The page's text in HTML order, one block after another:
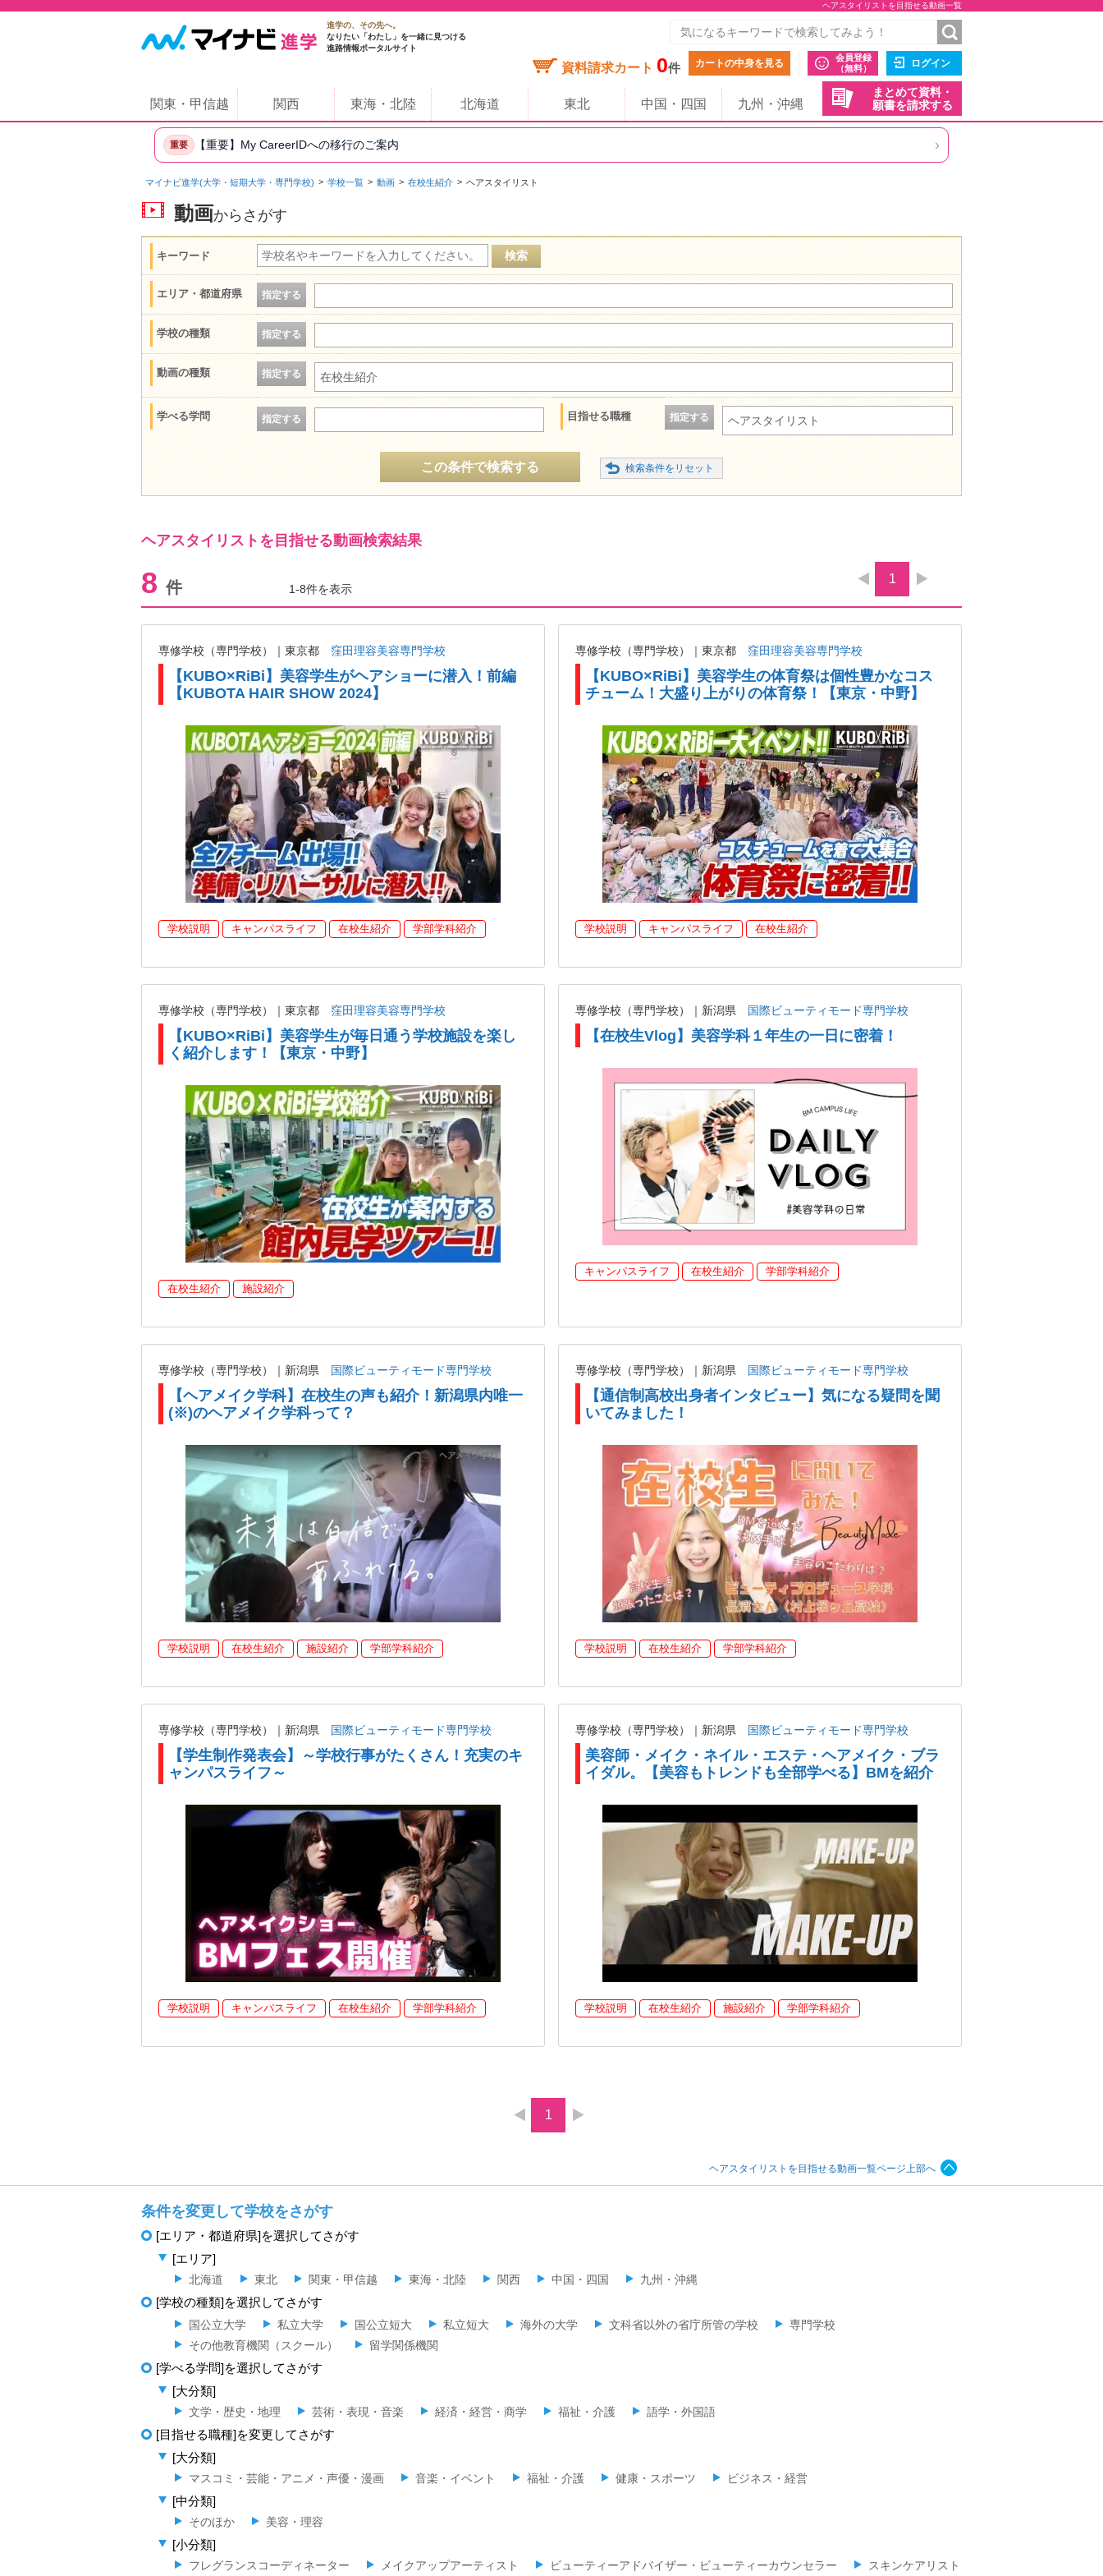
ヘアスタイリストを目指せる動画一覧
進学の、その先へ。
なりたい「わたし」を一緒に見つける
進路情報ポータルサイト
資料請求カート 0件 カートの中身を見る
会員登録
（無料）
ログイン
まとめて資料・
願書を請求する
関東・甲信越 関西 東海・北陸 北海道 東北 中国・四国 九州・沖縄
重要 【重要】My CareerIDへの移行のご案内 ›
マイナビ進学(大学・短期大学・専門学校) 学校一覧 動画 在校生紹介 ヘアスタイリスト
動画からさがす
キーワード
エリア・都道府県 指定する
学校の種類 指定する
動画の種類 指定する 在校生紹介
学べる学問 指定する 目指せる職種 指定する ヘアスタイリスト
この条件で検索する
ヘアスタイリストを目指せる動画検索結果
8 件 1-8件を表示
1
専修学校（専門学校）｜東京都 窪田理容美容専門学校
【KUBO×RiBi】美容学生がヘアショーに潜入！前編
【KUBOTA HAIR SHOW 2024】
学校説明 キャンパスライフ 在校生紹介 学部学科紹介
専修学校（専門学校）｜東京都 窪田理容美容専門学校
【KUBO×RiBi】美容学生の体育祭は個性豊かなコス
チューム！大盛り上がりの体育祭！【東京・中野】
学校説明 キャンパスライフ 在校生紹介
専修学校（専門学校）｜東京都 窪田理容美容専門学校
【KUBO×RiBi】美容学生が毎日通う学校施設を楽し
く紹介します！【東京・中野】
在校生紹介 施設紹介
専修学校（専門学校）｜新潟県 国際ビューティモード専門学校
【在校生Vlog】美容学科１年生の一日に密着！
キャンパスライフ 在校生紹介 学部学科紹介
専修学校（専門学校）｜新潟県 国際ビューティモード専門学校
【ヘアメイク学科】在校生の声も紹介！新潟県内唯一
(※)のヘアメイク学科って？
学校説明 在校生紹介 施設紹介 学部学科紹介
専修学校（専門学校）｜新潟県 国際ビューティモード専門学校
【通信制高校出身者インタビュー】気になる疑問を聞
いてみました！
学校説明 在校生紹介 学部学科紹介
専修学校（専門学校）｜新潟県 国際ビューティモード専門学校
【学生制作発表会】～学校行事がたくさん！充実のキ
ャンパスライフ～
学校説明 キャンパスライフ 在校生紹介 学部学科紹介
専修学校（専門学校）｜新潟県 国際ビューティモード専門学校
美容師・メイク・ネイル・エステ・ヘアメイク・ブラ
イダル。【美容もトレンドも全部学べる】BMを紹介
学校説明 在校生紹介 施設紹介 学部学科紹介
1
ヘアスタイリストを目指せる動画一覧ページ上部へ
条件を変更して学校をさがす
[エリア・都道府県]を選択してさがす
[エリア]
北海道 東北 関東・甲信越 東海・北陸 関西 中国・四国 九州・沖縄
[学校の種類]を選択してさがす
国公立大学 私立大学 国公立短大 私立短大 海外の大学 文科省以外の省庁所管の学校
専門学校
その他教育機関（スクール）
留学関係機関
[学べる学問]を選択してさがす
[大分類]
文学・歴史・地理 芸術・表現・音楽 経済・経営・商学 福祉・介護 語学・外国語
[目指せる職種]を変更してさがす
[大分類]
マスコミ・芸能・アニメ・声優・漫画 音楽・イベント 福祉・介護 健康・スポーツ ビジネス・経営
[中分類]
そのほか 美容・理容
[小分類]
フレグランスコーディネーター メイクアップアーティスト ビューティーアドバイザー・ビューティーカウンセラー スキンケアリスト